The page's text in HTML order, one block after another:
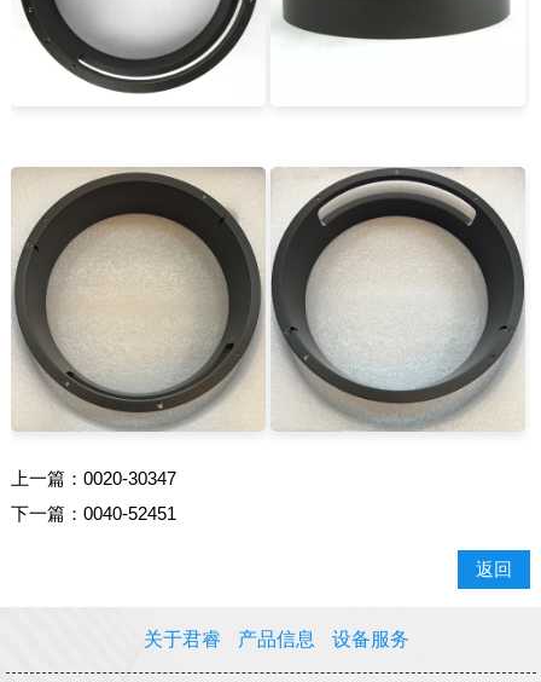
上一篇： 0020-30347
下一篇： 0040-52451
返回
关于君睿 产品信息 设备服务